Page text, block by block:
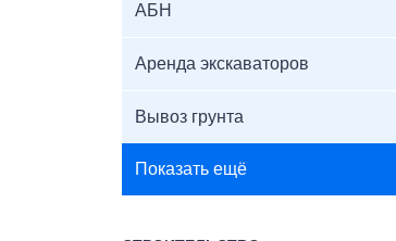
АБН
Аренда экскаваторов
Вывоз грунта
Показать ещё